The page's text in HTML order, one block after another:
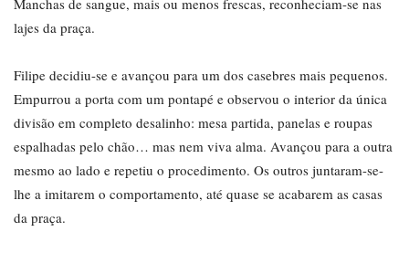
Manchas de sangue, mais ou menos frescas, reconheciam-se nas
lajes da praça.
Filipe decidiu-se e avançou para um dos casebres mais pequenos.
Empurrou a porta com um pontapé e observou o interior da única
divisão em completo desalinho: mesa partida, panelas e roupas
espalhadas pelo chão… mas nem viva alma. Avançou para a outra
mesmo ao lado e repetiu o procedimento. Os outros juntaram-se-
lhe a imitarem o comportamento, até quase se acabarem as casas
da praça.